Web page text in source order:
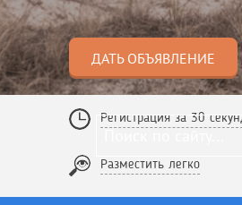
ДАТЬ ОБЪЯВЛЕНИЕ
Регистрация за 30
Разместить легко